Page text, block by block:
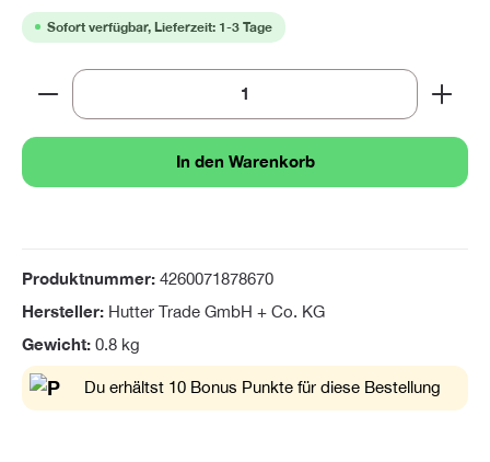
Sofort verfügbar, Lieferzeit: 1-3 Tage
Produkt Anzahl: Gib den gewünschten Wert ein
In den Warenkorb
Produktnummer: 4260071878670
Hersteller: Hutter Trade GmbH + Co. KG
Gewicht: 0.8 kg
Du erhältst 10 Bonus Punkte für diese Bestellung